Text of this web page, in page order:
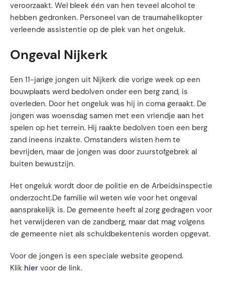
veroorzaakt. Wel bleek één van hen teveel alcohol te
hebben gedronken. Personeel van de traumahelikopter
verleende assistentie op de plek van het ongeluk.
Ongeval Nijkerk
Een 11-jarige jongen uit Nijkerk die vorige week op een
bouwplaats werd bedolven onder een berg zand, is
overleden. Door het ongeluk was hij in coma geraakt. De
jongen was woensdag samen met een vriendje aan het
spelen op het terrein. Hij raakte bedolven toen een berg
zand ineens inzakte. Omstanders wisten hem te
bevrijden, maar de jongen was door zuurstofgebrek al
buiten bewustzijn.
Het ongeluk wordt door de politie en de Arbeidsinspectie
onderzocht.De familie wil weten wie voor het ongeval
aansprakelijk is. De gemeente heeft al zorg gedragen voor
het verwijderen van de zandberg, maar dat mag volgens
de gemeente niet als schuldbekentenis worden opgevat.
Voor de jongen is een speciale website geopend.
Klik hier voor de link.